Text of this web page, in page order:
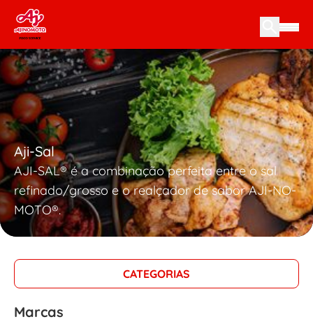
Skip to content
Aji-Sal
AJI-SAL® é a combinação perfeita entre o sal
refinado/grosso e o realçador de sabor AJI-NO-
MOTO®.
CATEGORIAS
Marcas